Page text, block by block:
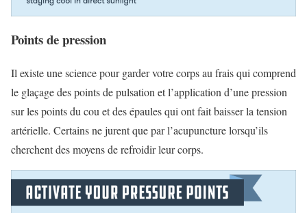
Points de pression
Il existe une science pour garder votre corps au frais qui comprend
le glaçage des points de pulsation et l’application d’une pression
sur les points du cou et des épaules qui ont fait baisser la tension
artérielle. Certains ne jurent que par l’acupuncture lorsqu’ils
cherchent des moyens de refroidir leur corps.